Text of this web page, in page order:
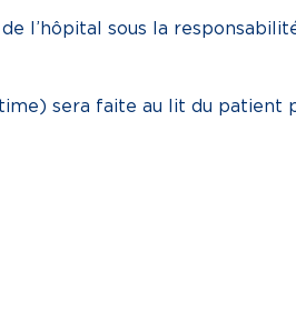
de l’hôpital sous la
sera faite au lit du patient